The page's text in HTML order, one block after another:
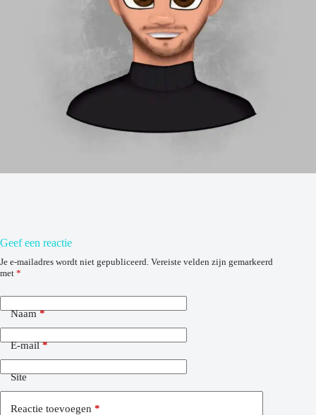
Geef een reactie
Je e-mailadres wordt niet gepubliceerd. Vereiste velden zijn gemarkeerd
met *
Naam*
E-mail*
Site
Reactie toevoegen *